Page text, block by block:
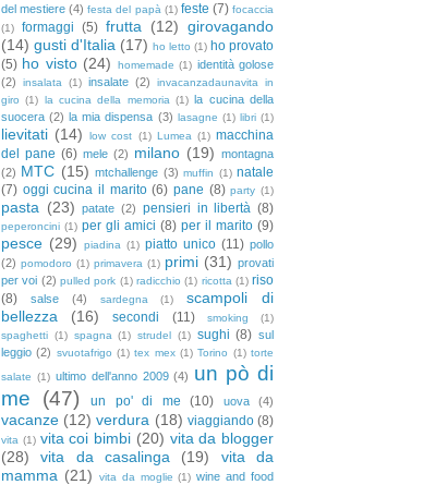
del mestiere (4) festa del papà (1) feste (7) focaccia
(1)
formaggi (5) frutta (12) girovagando
(14) gusti d'Italia (17) ho letto (1) ho provato
(5) ho visto (24) homemade (1) identità golose
(2)
insalata (1) insalate (2)
invacanzadaunavita in
giro (1) la cucina della memoria (1) la cucina della
suocera (2) la mia dispensa (3) lasagne (1) libri (1)
lievitati (14) low cost (1) Lumea (1) macchina
del pane (6) mele (2) milano (19) montagna
(2) MTC (15) mtchallenge (3) muffin (1) natale
(7) oggi cucina il marito (6) pane (8) party (1)
pasta (23) patate (2) pensieri in libertà (8)
peperoncini (1) per gli amici (8) per il marito (9)
pesce (29) piadina (1) piatto unico (11) pollo
(2) pomodoro (1) primavera (1) primi (31) provati
per voi (2) pulled pork (1) radicchio (1) ricotta (1) riso
(8)
salse (4) sardegna (1)
scampoli di
bellezza
(16) secondi (11) smoking
(1)
spaghetti (1) spagna (1) strudel (1) sughi (8) sul
leggio (2) svuotafrigo (1) tex mex (1) Torino (1) torte
salate (1) ultimo dell'anno 2009 (4) un pò di
me
(47) un po' di me (10) uova (4)
vacanze (12) verdura (18) viaggiando (8)
vita (1) vita coi bimbi (20) vita da blogger
(28)
vita da casalinga (19)
vita da
mamma (21) vita da moglie (1) wine and food